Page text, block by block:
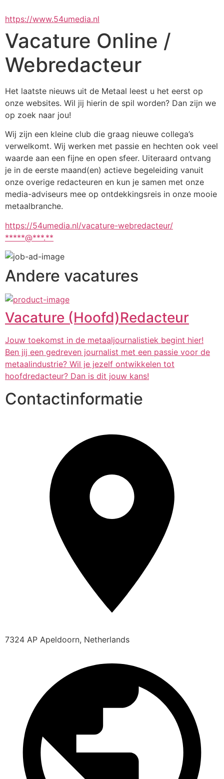
https://www.54umedia.nl
Vacature Online /
Webredacteur
Het laatste nieuws uit de Metaal leest u het eerst op
onze websites. Wil jij hierin de spil worden? Dan zijn we
op zoek naar jou!
Wij zijn een kleine club die graag nieuwe collega’s
verwelkomt. Wij werken met passie en hechten ook veel
waarde aan een fijne en open sfeer. Uiteraard ontvang
je in de eerste maand(en) actieve begeleiding vanuit
onze overige redacteuren en kun je samen met onze
media-adviseurs mee op ontdekkingsreis in onze mooie
metaalbranche.
https://54umedia.nl/vacature-webredacteur/
*****@***.**
Andere vacatures
Vacature (Hoofd)Redacteur
Jouw toekomst in de metaaljournalistiek begint hier!
Ben jij een gedreven journalist met een passie voor de
metaalindustrie? Wil je jezelf ontwikkelen tot
hoofdredacteur? Dan is dit jouw kans!
Contactinformatie
7324 AP Apeldoorn, Netherlands